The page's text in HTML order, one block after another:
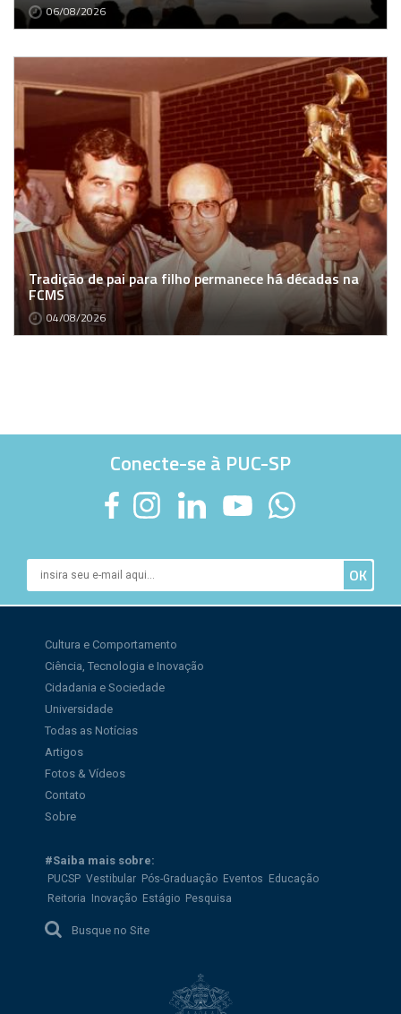
06/08/2026
Tradição de pai para filho permanece há décadas na
FCMS
04/08/2026
Conecte-se à PUC-SP
Cultura e Comportamento
Ciência, Tecnologia e Inovação
Cidadania e Sociedade
Universidade
Todas as Notícias
Artigos
Fotos & Vídeos
Contato
Sobre
#Saiba mais sobre:
PUCSP Vestibular Pós-Graduação Eventos
Educação
Reitoria
Inovação Estágio Pesquisa
Busque no Site